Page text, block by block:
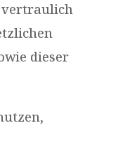
vertraulich
dieser